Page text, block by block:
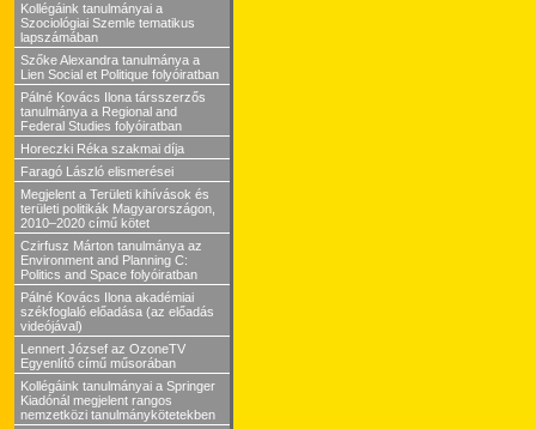
Kollégáink tanulmányai a
Szociológiai Szemle tematikus
lapszámában
Szőke Alexandra tanulmánya a
Lien Social et Politique folyóiratban
Pálné Kovács Ilona társszerzős
tanulmánya a Regional and
Federal Studies folyóiratban
Horeczki Réka szakmai díja
Faragó László elismerései
Megjelent a Területi kihívások és
területi politikák Magyarországon,
2010–2020 című kötet
Czirfusz Márton tanulmánya az
Environment and Planning C:
Politics and Space folyóiratban
Pálné Kovács Ilona akadémiai
székfoglaló előadása (az előadás
videójával)
Lennert József az OzoneTV
Egyenlítő című műsorában
Kollégáink tanulmányai a Springer
Kiadónál megjelent rangos
nemzetközi tanulmánykötetekben